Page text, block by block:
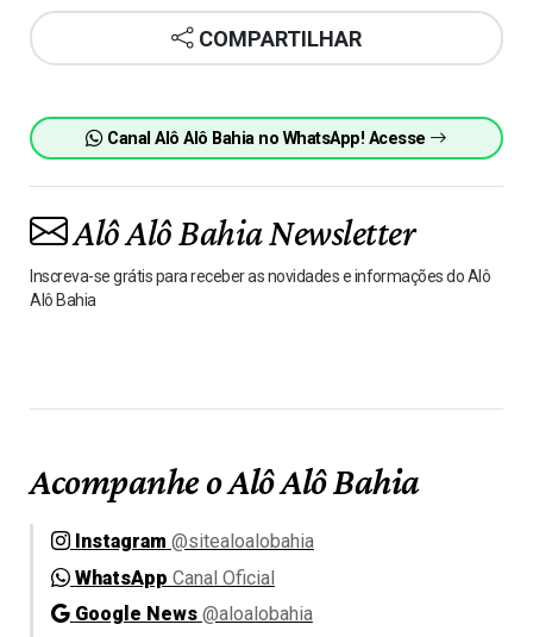
COMPARTILHAR
Canal Alô Alô Bahia no WhatsApp! Acesse
Alô Alô Bahia Newsletter
Inscreva-se grátis para receber as novidades e informações do Alô
Alô Bahia
Acompanhe o Alô Alô Bahia
Instagram @sitealoalobahia
WhatsApp Canal Oficial
Google News @aloalobahia